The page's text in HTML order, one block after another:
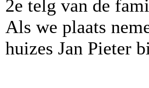
2e telg van de
Als we plaats
huizes Jan Pieter